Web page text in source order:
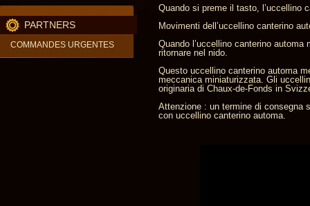
PARTNERS
COMMANDES URGENTES
Quando si preme il tasto, l’uccellino
Movimenti dell’uccellino canterino
Quando l’uccellino canterino
ritornare nel nido.
Questo uccellino canterino automa
meccanica miniaturizzata. Gli
originaria di Chaux-de-Fonds in
Attenzione : un termine di consegna
con uccellino canterino automa.